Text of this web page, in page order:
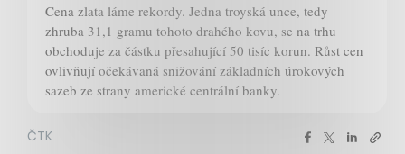
Cena zlata láme rekordy. Jedna troyská unce, tedy
zhruba 31,1 gramu tohoto drahého kovu, se na trhu
obchoduje za částku přesahující 50 tisíc korun. Růst cen
ovlivňují očekávaná snižování základních úrokových
sazeb ze strany americké centrální banky.
ČTK